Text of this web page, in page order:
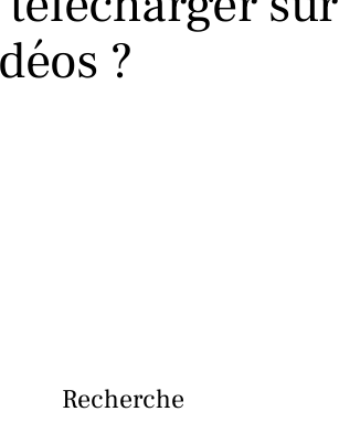
?
Recherche